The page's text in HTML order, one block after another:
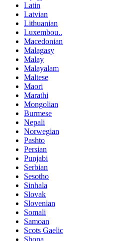
Latin
Latvian
Lithuanian
Luxembou..
Macedonian
Malagasy
Malay
Malayalam
Maltese
Maori
Marathi
Mongolian
Burmese
Nepali
Norwegian
Pashto
Persian
Punjabi
Serbian
Sesotho
Sinhala
Slovak
Slovenian
Somali
Samoan
Scots Gaelic